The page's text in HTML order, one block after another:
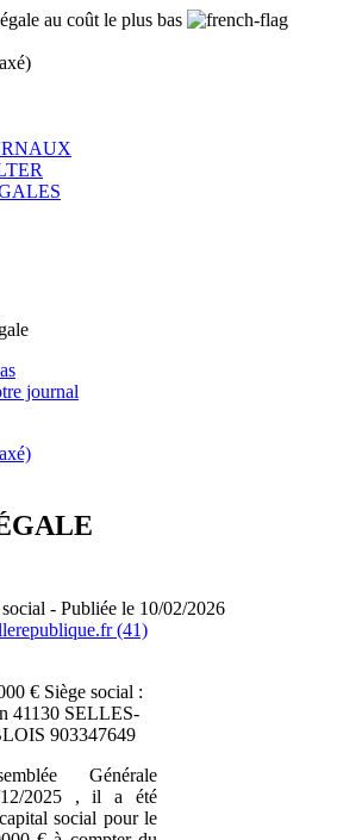
au coût le plus bas
journal
- Publiée le 10/02/2026
(41)
€ Siège social :
41130 SELLES-
903347649
Générale
12/2025 , il a été
social pour le